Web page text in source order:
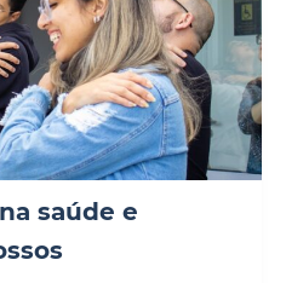
saúde e